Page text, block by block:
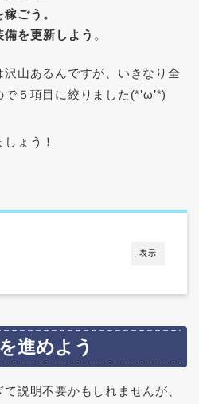
ごう。
を更新しよう 。
山あるんですが、いきなり全
５項目に絞りました(*’ω’*)
ょう！
表示
進めよう
説明不要かもしれませんが、